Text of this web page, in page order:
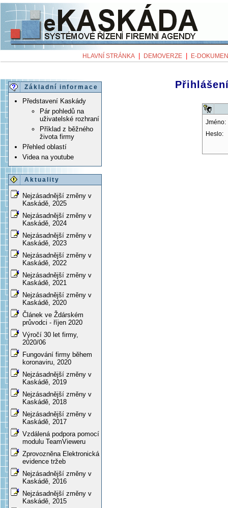
HLAVNÍ STRÁNKA DEMOVERZE E-
Základní informace
Představení Kaskády
Pár pohledů na
uživatelské rozhraní
Příklad z běžného
života firmy
Přehled oblastí
Videa na youtube
Aktuality
Nejzásadnější změny v
Kaskádě, 2025
Nejzásadnější změny v
Kaskádě, 2024
Nejzásadnější změny v
Kaskádě, 2023
Nejzásadnější změny v
Kaskádě, 2022
Nejzásadnější změny v
Kaskádě, 2021
Nejzásadnější změny v
Kaskádě, 2020
Článek ve Ždárském
průvodci - říjen 2020
Výročí 30 let firmy,
2020/06
Fungování firmy během
koronaviru, 2020
Nejzásadnější změny v
Kaskádě, 2019
Nejzásadnější změny v
Kaskádě, 2018
Nejzásadnější změny v
Kaskádě, 2017
Vzdálená podpora pomocí
modulu TeamVieweru
Zprovozněna Elektronická
evidence tržeb
Nejzásadnější změny v
Kaskádě, 2016
Nejzásadnější změny v
Kaskádě, 2015
Jméno:
Heslo: